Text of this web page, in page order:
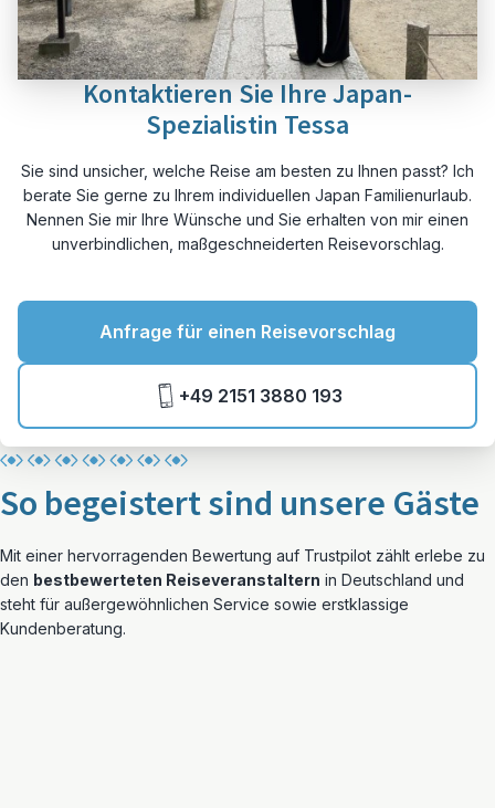
Kontaktieren Sie Ihre Japan-
Spezialistin Tessa
Sie sind unsicher, welche Reise am besten zu Ihnen passt? Ich
berate Sie gerne zu Ihrem individuellen Japan Familienurlaub.
Nennen Sie mir Ihre Wünsche und Sie erhalten von mir einen
unverbindlichen, maßgeschneiderten Reisevorschlag.
Anfrage für einen Reisevorschlag
+49 2151 3880 193
So begeistert sind unsere Gäste
Mit einer hervorragenden Bewertung auf Trustpilot zählt erlebe zu
den bestbewerteten Reiseveranstaltern in Deutschland und
steht für außergewöhnlichen Service sowie erstklassige
Kundenberatung.